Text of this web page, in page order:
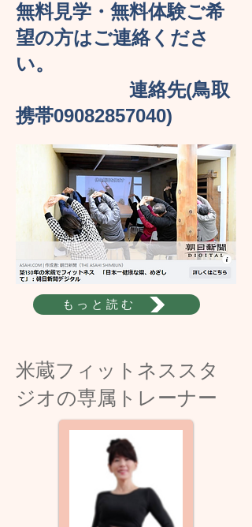
無料見学・無料体験ご希
望の方はご連絡くださ
い。
連絡先(鳥取
携帯09082857040)
もっと読む
​米蔵フィットネススタ
ジオの専属トレーナー